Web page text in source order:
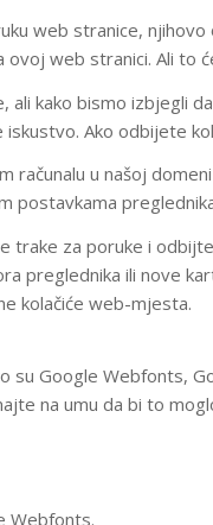
web stranice,
ovoj web stranici. Ali
kako bismo izbjegli
Ako odbijete
računalu u našoj
postavkama
za poruke i
preglednika ili nove
kolačiće web-mjesta.
su Google Webfonts,
na umu da bi to
Webfonts.